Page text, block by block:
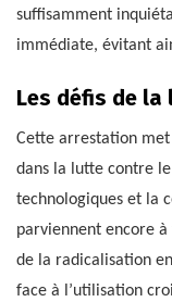
suffisamment
immédiate, évitant
Les défis de
Cette arrestation
dans la lutte contre
technologiques et la
parviennent encore
de la radicalisation
face à l’utilisation